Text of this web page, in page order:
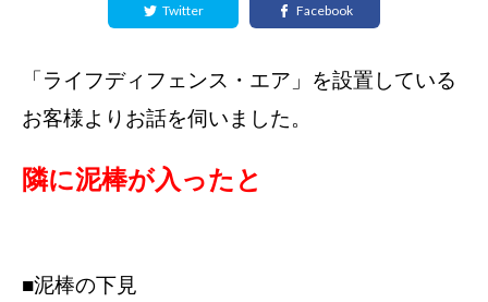
Twitter Facebook
「ライフディフェンス・エア」を設置している
お客様よりお話を伺いました。
隣に泥棒が入ったと
■泥棒の下見